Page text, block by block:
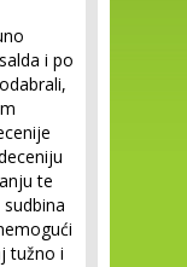
i po
te
tužno i